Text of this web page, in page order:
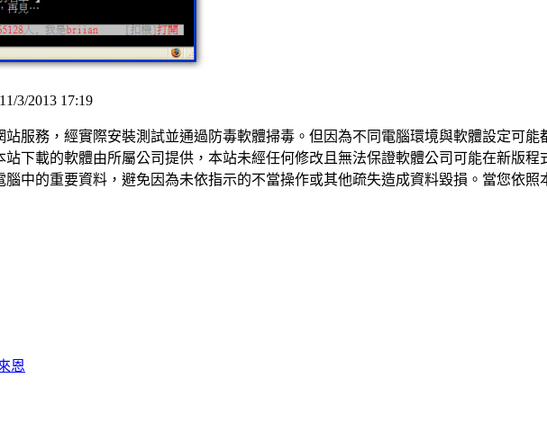
3/2013 17:19
服務，經實際安裝測試並通過防毒軟體掃毒。但因為不同電腦環境與軟體設定可
下載的軟體由所屬公司提供，本站未經任何修改且無法保證軟體公司可能在新版
中的重要資料，避免因為未依指示的不當操作或其他疏失造成資料毀損。當您依
恩